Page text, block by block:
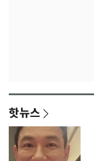
핫뉴스